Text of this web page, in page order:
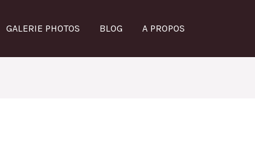
GALERIE PHOTOS BLOG A PROPOS